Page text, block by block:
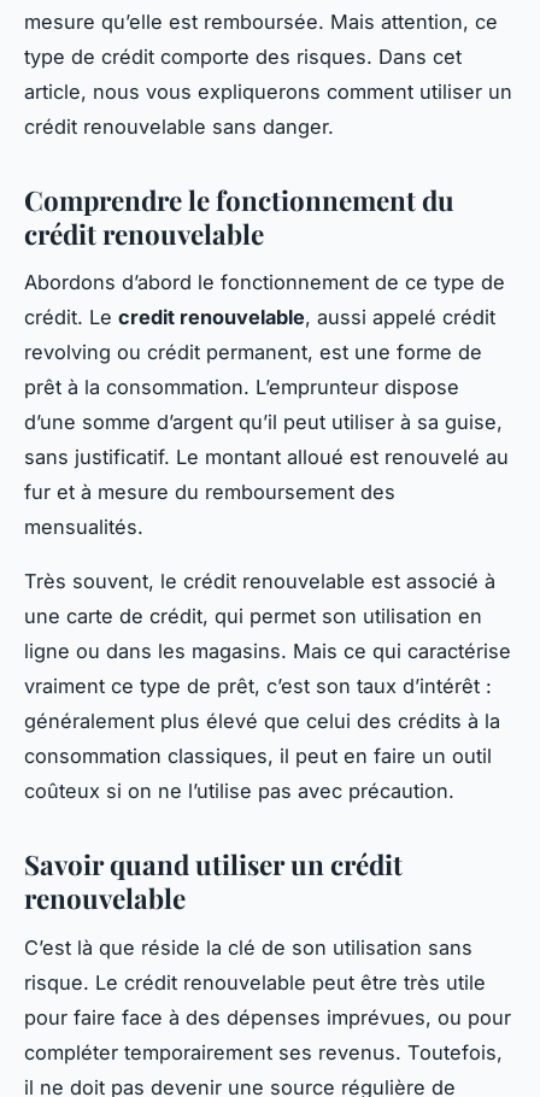
mesure qu’elle est remboursée. Mais attention, ce
type de crédit comporte des risques. Dans cet
article, nous vous expliquerons comment utiliser un
crédit renouvelable sans danger.
Comprendre le fonctionnement du
crédit renouvelable
Abordons d’abord le fonctionnement de ce type de
crédit. Le credit renouvelable, aussi appelé crédit
revolving ou crédit permanent, est une forme de
prêt à la consommation. L’emprunteur dispose
d’une somme d’argent qu’il peut utiliser à sa guise,
sans justificatif. Le montant alloué est renouvelé au
fur et à mesure du remboursement des
mensualités.
Très souvent, le crédit renouvelable est associé à
une carte de crédit, qui permet son utilisation en
ligne ou dans les magasins. Mais ce qui caractérise
vraiment ce type de prêt, c’est son taux d’intérêt :
généralement plus élevé que celui des crédits à la
consommation classiques, il peut en faire un outil
coûteux si on ne l’utilise pas avec précaution.
Savoir quand utiliser un crédit
renouvelable
C’est là que réside la clé de son utilisation sans
risque. Le crédit renouvelable peut être très utile
pour faire face à des dépenses imprévues, ou pour
compléter temporairement ses revenus. Toutefois,
il ne doit pas devenir une source régulière de